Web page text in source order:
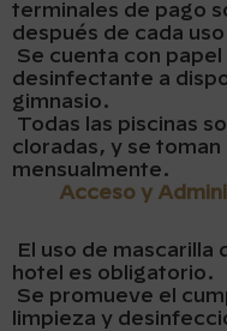
terminales de pago
después de cada
Se cuenta con
desinfectante a
gimnasio.
Todas las piscinas
cloradas, y se
mensualmente.
Acceso y
El uso de mascarilla
hotel es obligatorio.
Se promueve el
limpieza y